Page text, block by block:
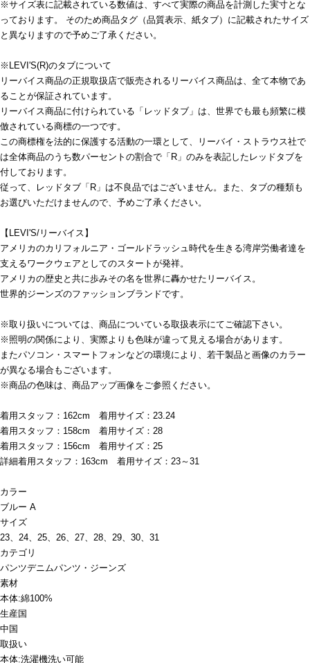
※サイズ表に記載されている数値は、すべて実際の商品を計測した実寸とな
っております。 そのため商品タグ（品質表示、紙タブ）に記載されたサイズ
と異なりますので予めご了承ください。
※LEVI'S(R)のタブについて
リーバイス商品の正規取扱店で販売されるリーバイス商品は、全て本物であ
ることが保証されています。
リーバイス商品に付けられている「レッドタブ」は、世界でも最も頻繁に模
倣されている商標の一つです。
この商標権を法的に保護する活動の一環として、リーバイ・ストラウス社で
は全体商品のうち数パーセントの割合で「R」のみを表記したレッドタブを
付しております。
従って、レッドタブ「R」は不良品ではございません。また、タブの種類も
お選びいただけませんので、予めご了承ください。
【LEVI'S/リーバイス】
アメリカのカリフォルニア・ゴールドラッシュ時代を生きる湾岸労働者達を
支えるワークウェアとしてのスタートが発祥。
アメリカの歴史と共に歩みその名を世界に轟かせたリーバイス。
世界的ジーンズのファッションブランドです。
※取り扱いについては、商品についている取扱表示にてご確認下さい。
※照明の関係により、実際よりも色味が違って見える場合があります。
またパソコン・スマートフォンなどの環境により、若干製品と画像のカラー
が異なる場合もございます。
※商品の色味は、商品アップ画像をご参照ください。
着用スタッフ：162cm 着用サイズ：23.24
着用スタッフ：158cm 着用サイズ：28
着用スタッフ：156cm 着用サイズ：25
詳細着用スタッフ：163cm 着用サイズ：23～31
カラー
ブルー A
サイズ
23、24、25、26、27、28、29、30、31
カテゴリ
パンツデニムパンツ・ジーンズ
素材
本体:綿100%
生産国
中国
取扱い
本体:洗濯機洗い可能